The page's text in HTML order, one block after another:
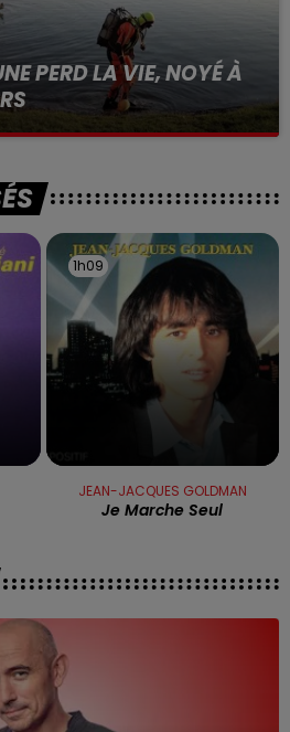
PERD LA VIE, NOYÉ À
pic
1h09
1h09
JEAN-JACQUES GOLDMAN
Je Marche Seul